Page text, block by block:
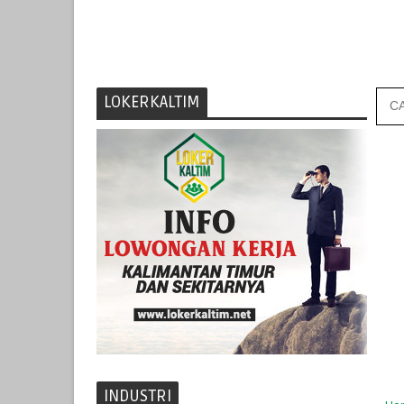
LOKERKALTIM
INDUSTRI